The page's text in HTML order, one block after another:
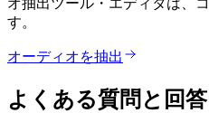
オ抽出ツール・エディタは、
す。
オーディオを抽出
よくある質問と回答